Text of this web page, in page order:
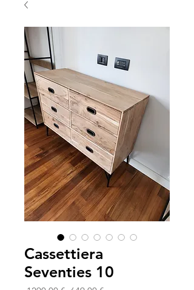
Cassettiera
Seventies 10